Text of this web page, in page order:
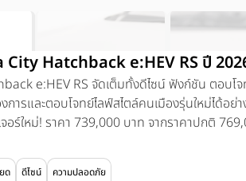
Hatchback e:HEV RS ปี
e:HEV RS จัดเต็มทั้งดีไซน์ ฟังก์ชัน ตอบโ
การและตอบโจทย์ไลฟ์สไตล์คนเมืองรุ่นใหม่ได้อ
อร์ใหม่! ราคา 739,000 บาท จากราคาปกติ
ด ดีไซน์ ความปลอดภัย